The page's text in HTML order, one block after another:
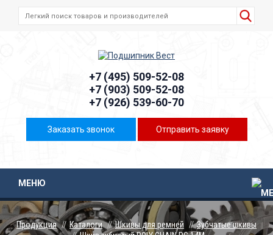
+7 (495) 509-52-08
+7 (903) 509-52-08
+7 (926) 539-60-70
Заказать звонок Отправить заявку
МЕНЮ
Продукция Каталоги Шкивы для ремней
Зубчатые шкивы